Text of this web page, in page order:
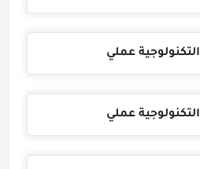
عملي
عملي